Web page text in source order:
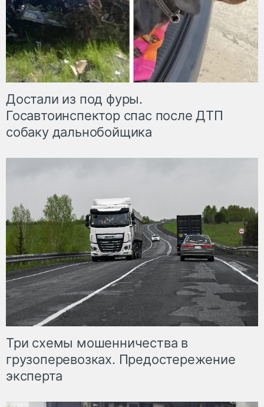
Достали из под фуры.
Госавтоинспектор спас после ДТП
собаку дальнобойщика
Три схемы мошенничества в
грузоперевозках. Предостережение
эксперта